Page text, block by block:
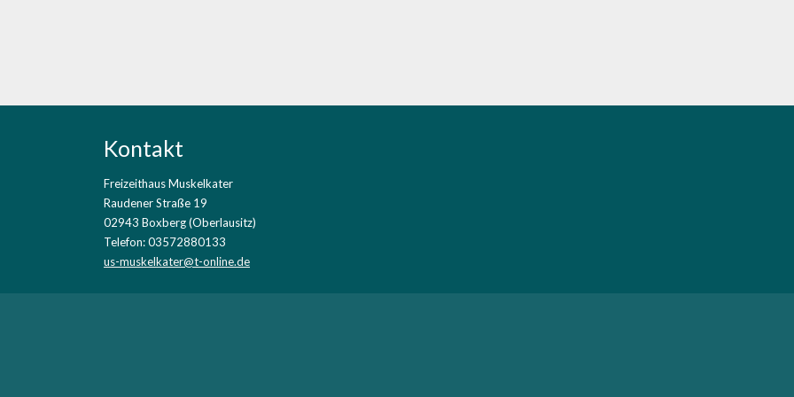
Kontakt
Freizeithaus Muskelkater
Raudener Straße 19
02943 Boxberg (Oberlausitz)
Telefon: 03572880133
us-muskelkater@t-online.de